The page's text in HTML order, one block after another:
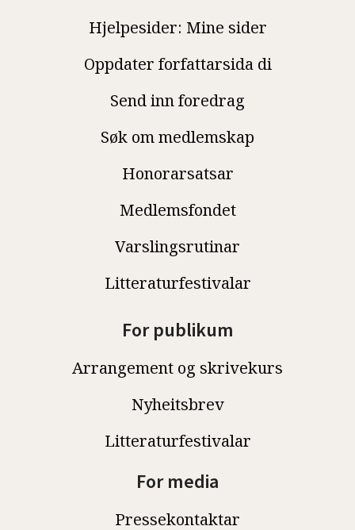
Hjelpesider: Mine sider
Oppdater forfattarsida di
Send inn foredrag
Søk om medlemskap
Honorarsatsar
Medlemsfondet
Varslingsrutinar
Litteraturfestivalar
For publikum
Arrangement og skrivekurs
Nyheitsbrev
Litteraturfestivalar
For media
Pressekontaktar